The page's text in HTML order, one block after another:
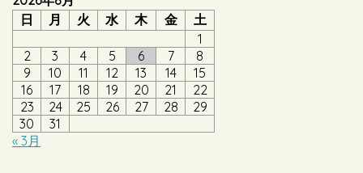
日
月 火 水 木 金
土
1
2
3 4 5 6 7
8
9
10 11 12 13 14
15
16
17 18 19 20 21
22
23
24 25 26 27 28
29
30
31
« 3月